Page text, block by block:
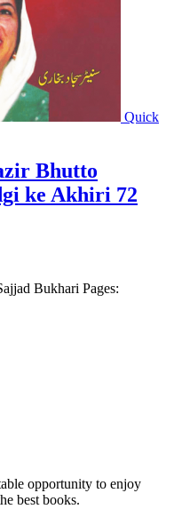
Quick
Bhutto
ke Akhiri 72
Bukhari Pages:
opportunity to enjoy
best books.